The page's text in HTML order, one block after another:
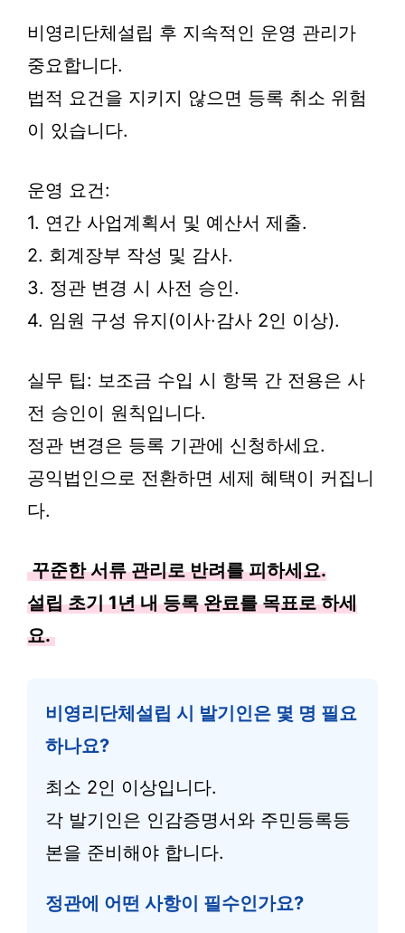
비영리단체설립 후 지속적인 운영 관리가
중요합니다.
법적 요건을 지키지 않으면 등록 취소 위험
이 있습니다.
운영 요건:
1. 연간 사업계획서 및 예산서 제출.
2. 회계장부 작성 및 감사.
3. 정관 변경 시 사전 승인.
4. 임원 구성 유지(이사·감사 2인 이상).
실무 팁: 보조금 수입 시 항목 간 전용은 사
전 승인이 원칙입니다.
정관 변경은 등록 기관에 신청하세요.
공익법인으로 전환하면 세제 혜택이 커집니
다.
꾸준한 서류 관리로 반려를 피하세요.
설립 초기 1년 내 등록 완료를 목표로 하세
요.
비영리단체설립 시 발기인은 몇 명 필요
하나요?
최소 2인 이상입니다.
각 발기인은 인감증명서와 주민등록등
본을 준비해야 합니다.
정관에 어떤 사항이 필수인가요?